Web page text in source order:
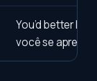
You’d better
você se